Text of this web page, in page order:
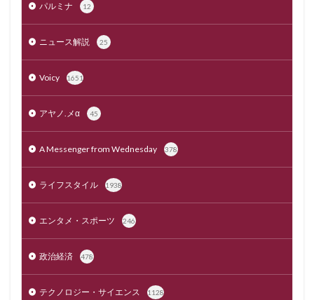
パルミナ 12
ニュース解説 25
Voicy 1651
アヤノ.メα 45
A Messenger from Wednesday 378
ライフスタイル 1938
エンタメ・スポーツ 246
政治経済 478
テクノロジー・サイエンス 1128